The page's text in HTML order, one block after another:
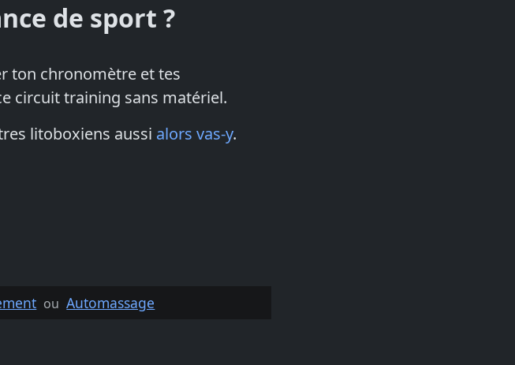
de sport ?
ton chronomètre et tes
circuit training sans matériel.
litoboxiens aussi alors vas-y.
ou Automassage